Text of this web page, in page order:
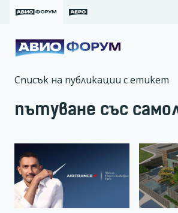
Списък на публикации с етикет
пътуване със